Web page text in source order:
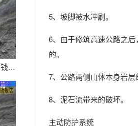
主动防护网施工多少钱一平方
5、坡脚被水冲刷。
6、由于修筑高速公路之
的。
7、公路两侧山体本身岩
8、泥石流带来的破坏。
主动防护系统